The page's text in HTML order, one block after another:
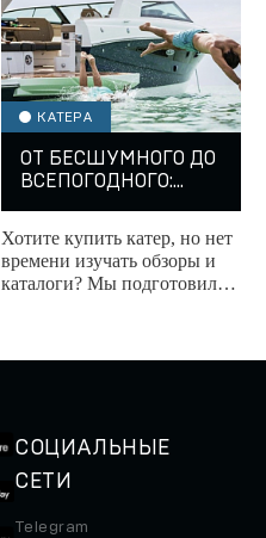
КАТЕРА
ОТ БЕСШУМНОГО ДО
ВСЕПОГОДНОГО:
Хотите купить катер, но нет
времени изучать обзоры и
каталоги? Мы подготовили
СОЦИАЛЬНЫЕ
СЕТИ
Telegram